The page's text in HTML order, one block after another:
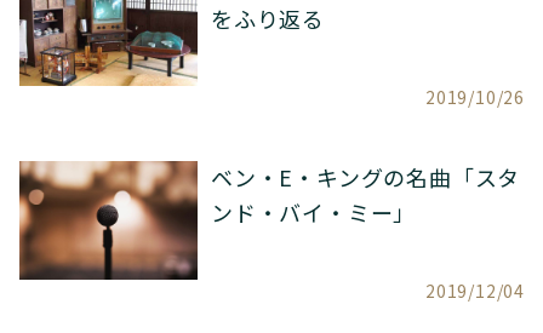
をふり返る
2019/10/26
ベン・E・キングの名曲「スタ
ンド・バイ・ミー」
2019/12/04